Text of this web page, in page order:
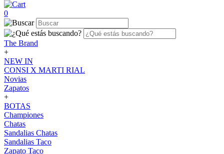
0
The Brand
+
NEW IN
CONSI X MARTI RIAL
Novias
Zapatos
+
BOTAS
Championes
Chatas
Sandalias Chatas
Sandalias Taco
Zapato Taco